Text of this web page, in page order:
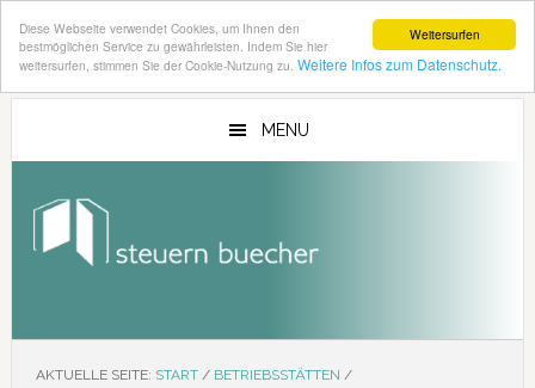
Weitersurfen
Diese Webseite verwendet Cookies, um Ihnen den
bestmöglichen Service zu gewährleisten. Indem Sie hier
weitersurfen, stimmen Sie der Cookie-Nutzung zu. Weitere Infos zum Datenschutz.
Zum
Zur
MENU
AKTUELLE SEITE: START / BETRIEBSSTÄTTEN /